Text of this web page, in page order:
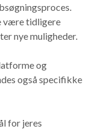
være tidligere
nye muligheder.
og
også specifikke
for jeres